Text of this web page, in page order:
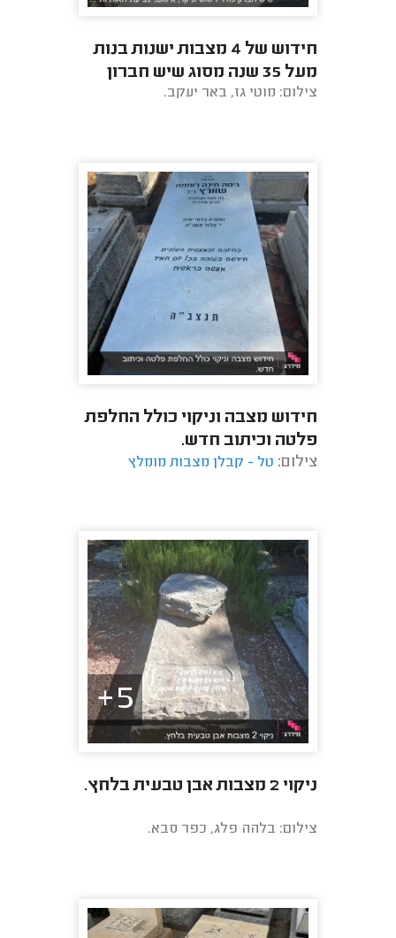
חידוש של 4 מצבות ישנות בנות
מעל 35 שנה מסוג שיש חברון
כולל ליטוש וניקוי, איטום, צביעת
צילום: מוטי גז, באר יעקב.
חידוש מצבה וניקוי כולל החלפת
פלטה וכיתוב חדש.
צילום: טל - קבלן מצבות מומלץ
5+
ניקוי 2 מצבות אבן טבעית בלחץ.
צילום: בלהה פלג, כפר סבא.